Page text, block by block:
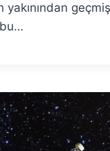
yakınından
bu…